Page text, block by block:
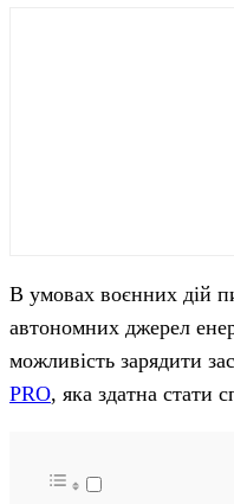
В умовах воєнних дій
автономних джерел
можливість зарядити
PRO, яка здатна стати